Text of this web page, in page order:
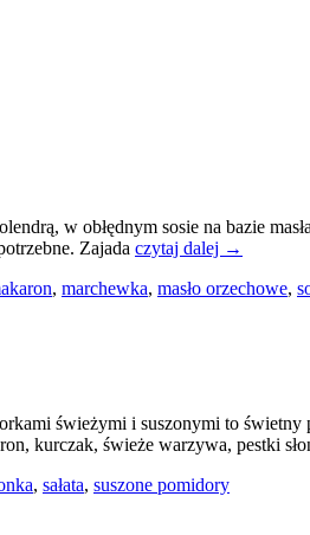
w obłędnym sosie na bazie
Zajada czytaj dalej →
, marchewka, masło orzechowe,
świeżymi i suszonymi to
kurczak, świeże warzywa, pestki
, sałata, suszone pomidory